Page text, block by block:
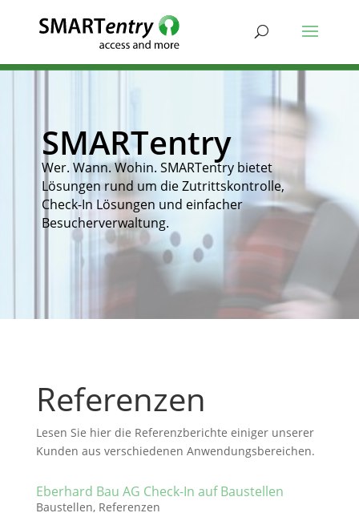
SMARTentry
Wer. Wann. Wohin. SMARTentry bietet
Lösungen rund um die Zutrittskontrolle,
Check-In Lösungen und einfacher
Besucherverwaltung.
Referenzen
Lesen Sie hier die Referenzberichte einiger unserer
Kunden aus verschiedenen Anwendungsbereichen.
Eberhard Bau AG Check-In auf Baustellen
Baustellen, Referenzen